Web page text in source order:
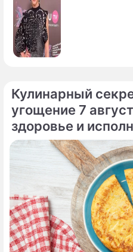
Кулинарный
угощение 7
здоровье и